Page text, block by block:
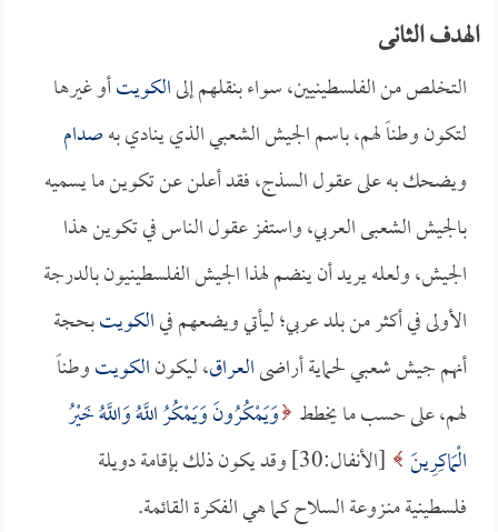
الهدف الثانى
التخلص من الفلسطينيين، سواء بنقلهم إلىالكويتأو غيرها
لتكون وطناً لهم، باسم الجيش الشعبي الذي ينادي بهصدام
ويضحك به على عقول السذج، فقد أعلن عن تكوين ما يسميه
بالجيش الشعبى العربي، واستفز عقول الناس في تكوين هذا
الجيش، ولعله يريد أن ينضم لهذا الجيش الفلسطينيون بالدرجة
الأولى في أكثر من بلد عربي؛ ليأتي ويضعهم فيالكويتبحجة
أنهم جيش شعبي لحماية أراضىالعراق، ليكونالكويتوطناً
لهم، على حسب ما يخطط وَيَمْكُرُونَ وَيَمْكُرُ اللَّهُ وَاللَّهُ خَيْرُ
الْمَاكِرِينَ
[الأنفال:30] وقد يكون ذلك بإقامة دويلة
فلسطينية منـزوعة السلاح كما هي الفكرة القائمة.